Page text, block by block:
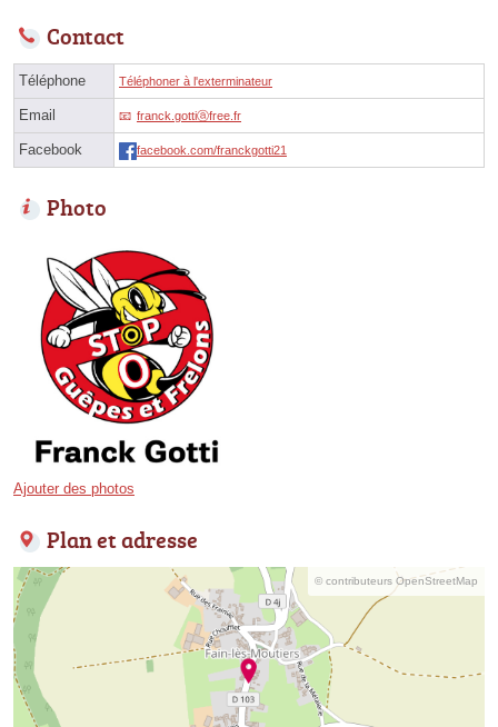
Contact
Téléphone Téléphoner à l'exterminateur
Email franck.gottiⓐfree.fr
Facebook facebook.com/franckgotti21
Photo
Ajouter des photos
Plan et adresse
© contributeurs OpenStreetMap